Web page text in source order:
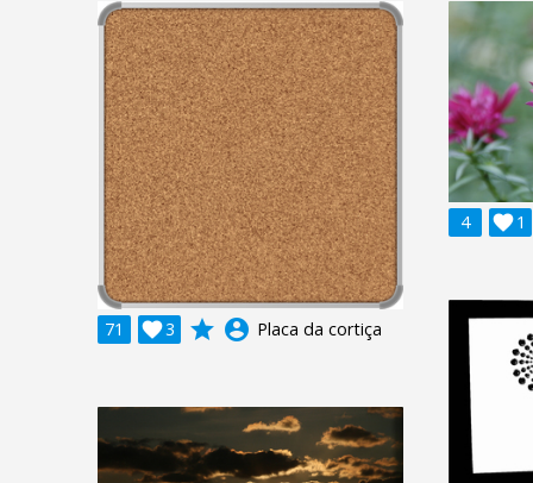
71 3
 grade account_circle Placa da cortiça
4 1
